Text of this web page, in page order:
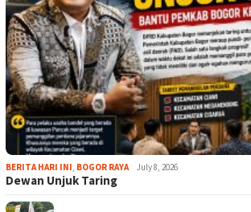
BERITA HARI INI, BOGOR RAYA July 8, 2026
Dewan Unjuk Taring